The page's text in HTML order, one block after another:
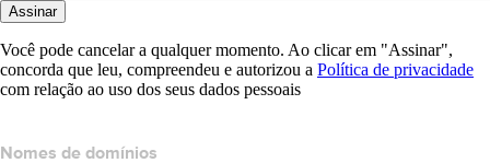
Assinar
Você pode cancelar a qualquer momento. Ao clicar em "Assinar",
concorda que leu, compreendeu e autorizou a Política de privacidade
com relação ao uso dos seus dados pessoais
Nomes de domínios